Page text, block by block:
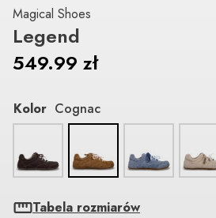
Magical Shoes
Legend
549.99 zł
Kolor Cognac
Tabela rozmiarów